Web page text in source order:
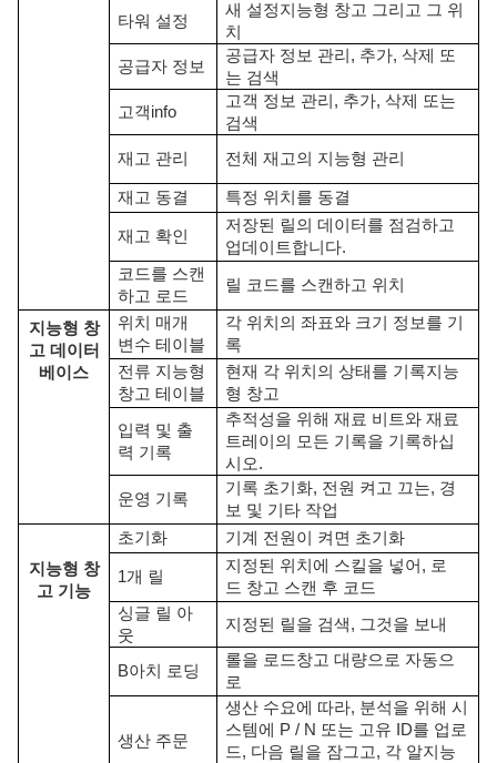
타워 설정
새 설정지능형 창고 그리고 그 위
치
공급자 정보
공급자 정보 관리, 추가, 삭제 또
는 검색
고객info
고객 정보 관리, 추가, 삭제 또는
검색
재고 관리
전체 재고의 지능형 관리
재고 동결 특정 위치를 동결
재고 확인
저장된 릴의 데이터를 점검하고
업데이트합니다.
코드를 스캔
하고 로드
릴 코드를 스캔하고 위치
지능형 창
고 데이터
베이스
위치 매개
변수 테이블
각 위치의 좌표와 크기 정보를 기
록
전류 지능형
창고 테이블
현재 각 위치의 상태를 기록지능
형 창고
입력 및 출
력 기록
추적성을 위해 재료 비트와 재료
트레이의 모든 기록을 기록하십
시오.
운영 기록
기록 초기화, 전원 켜고 끄는, 경
보 및 기타 작업
지능형 창
고 기능
초기화 기계 전원이 켜면 초기화
1개 릴
지정된 위치에 스킬을 넣어, 로
드 창고 스캔 후 코드
싱글 릴 아
웃
지정된 릴을 검색, 그것을 보내
B아치 로딩
롤을 로드창고 대량으로 자동으
로
생산 주문
생산 수요에 따라, 분석을 위해 시
스템에 P / N 또는 고유 ID를 업로
드, 다음 릴을 잠그고, 각 알지능